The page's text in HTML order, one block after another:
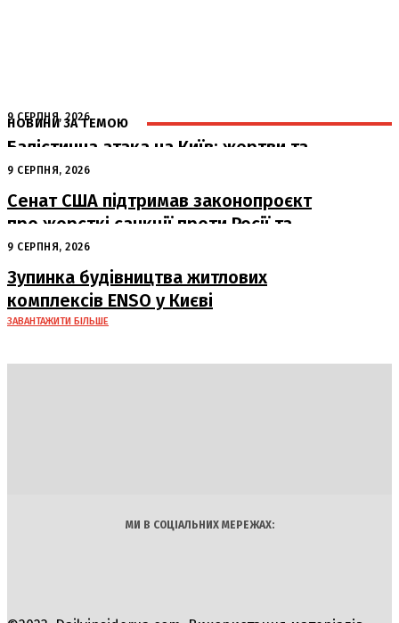
НОВИНИ ЗА ТЕМОЮ
9 СЕРПНЯ, 2026
Балістична атака на Київ: жертви та
руйнування
9 СЕРПНЯ, 2026
Сенат США підтримав законопроєкт
про жорсткі санкції проти Росії та
Ірану
9 СЕРПНЯ, 2026
Зупинка будівництва житлових
комплексів ENSO у Києві
ЗАВАНТАЖИТИ БІЛЬШЕ
МИ В СОЦІАЛЬНИХ МЕРЕЖАХ: